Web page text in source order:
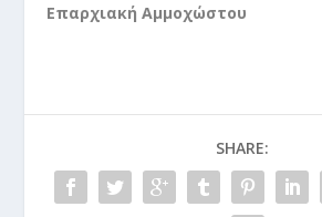
Επαρχιακή Αμμοχώστου
SHARE: